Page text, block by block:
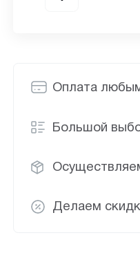
Оплата
Большой
Делаем